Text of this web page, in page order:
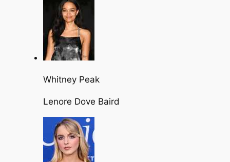
Whitney Peak
Lenore Dove Baird